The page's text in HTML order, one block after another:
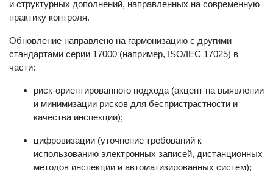
ISO/IEC 17020:2026 вносит ряд существенных технических
и структурных дополнений, направленных на современную
Обновление направлено на гармонизацию с другими
стандартами серии 17000 (например, ISO/IEC 17025) в
риск-ориентированного подхода (акцент на выявлении
и минимизации рисков для беспристрастности и
цифровизации (уточнение требований к
использованию электронных записей, дистанционных